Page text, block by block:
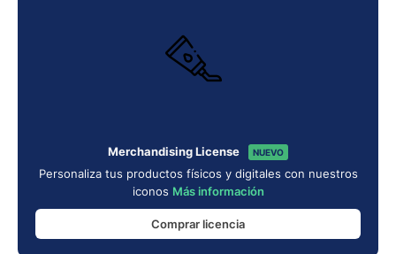
Merchandising License NUEVO
Personaliza tus productos físicos y digitales con nuestros
iconos Más información
Comprar licencia